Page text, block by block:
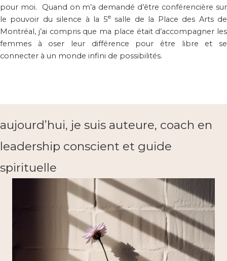
pour moi. Quand on m’a demandé d’être conférencière sur
le pouvoir du silence à la 5esalle de la Place des Arts de
Montréal, j’ai compris que ma place était d’accompagner les
femmes à oser leur différence pour être libre et se
connecter à un monde infini de possibilités.
aujourd’hui, je suis auteure, coach en
leadership conscient et guide
spirituelle